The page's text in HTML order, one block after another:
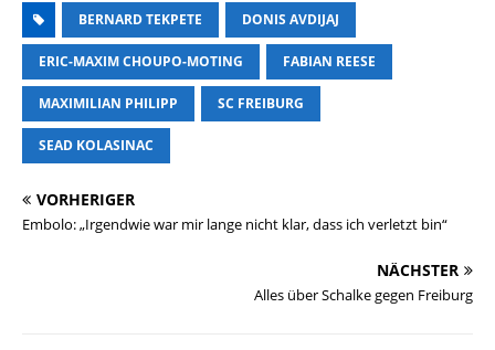
BERNARD TEKPETE DONIS AVDIJAJ
ERIC-MAXIM CHOUPO-MOTING FABIAN REESE
MAXIMILIAN PHILIPP SC FREIBURG
SEAD KOLASINAC
VORHERIGER
Embolo: „Irgendwie war mir lange nicht klar, dass ich verletzt bin“
NÄCHSTER
Alles über Schalke gegen Freiburg